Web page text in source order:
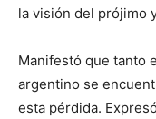
la visión del prójimo
Manifestó que tanto
argentino se
esta pérdida.